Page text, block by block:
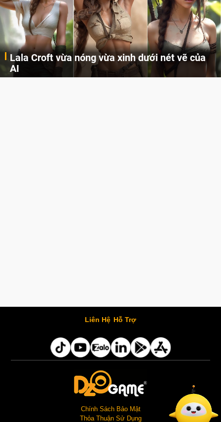
Lala Croft vừa nóng vừa xinh dưới nét vẽ của
AI
Liên Hệ Hỗ Trợ
Chính Sách Bảo Mật
Thỏa Thuận Sử Dụng